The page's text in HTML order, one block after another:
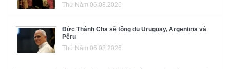
Thứ Năm 06.08.2026
Đức Thánh Cha sẽ tông du Uruguay, Argentina và
Pêru
Thứ Năm 06.08.2026